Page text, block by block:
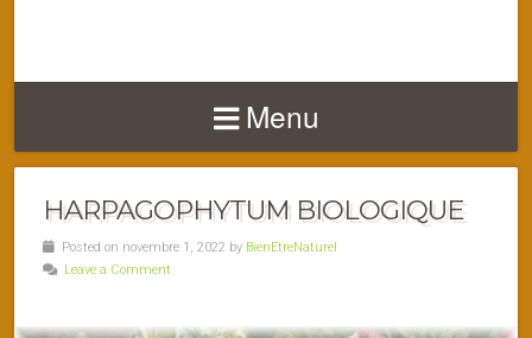
Menu
HARPAGOPHYTUM BIOLOGIQUE
Posted on novembre 1, 2022 by BienEtreNaturel
Leave a Comment